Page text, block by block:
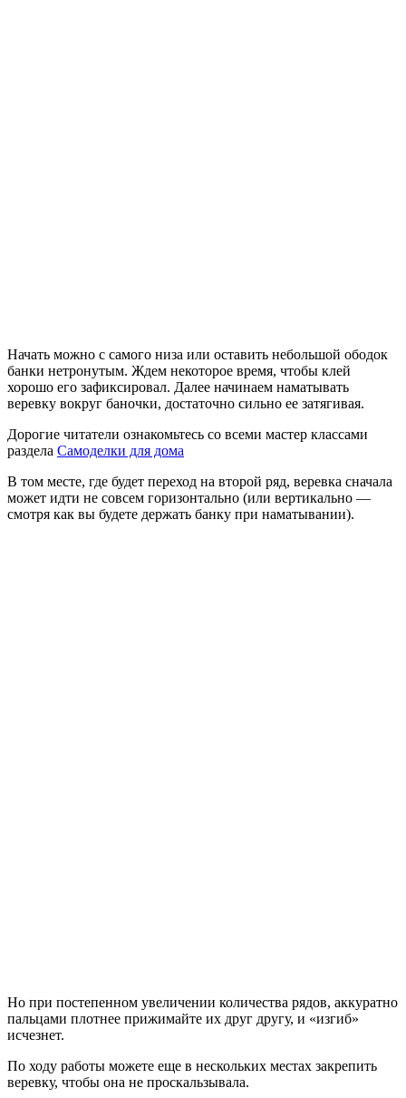
Начать можно с самого низа или оставить небольшой ободок
банки нетронутым. Ждем некоторое время, чтобы клей
хорошо его зафиксировал. Далее начинаем наматывать
веревку вокруг баночки, достаточно сильно ее затягивая.
Дорогие читатели ознакомьтесь со всеми мастер классами
раздела Самоделки для дома
В том месте, где будет переход на второй ряд, веревка сначала
может идти не совсем горизонтально (или вертикально —
смотря как вы будете держать банку при наматывании).
Но при постепенном увеличении количества рядов, аккуратно
пальцами плотнее прижимайте их друг другу, и «изгиб»
исчезнет.
По ходу работы можете еще в нескольких местах закрепить
веревку, чтобы она не проскальзывала.